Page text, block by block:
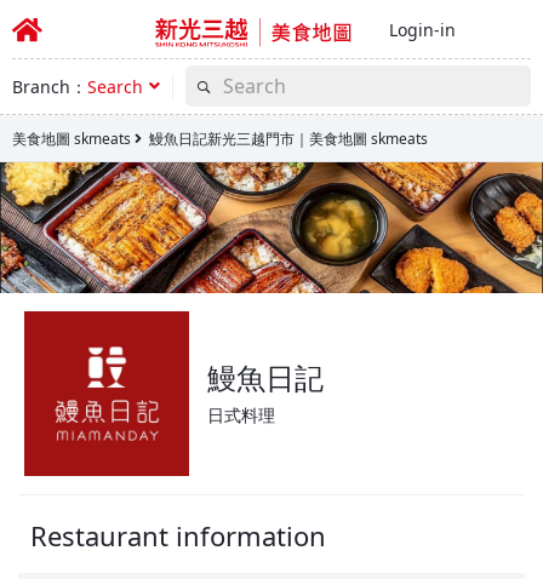
Login-in
Branch： Search
美食地圖 skmeats 鰻魚日記新光三越門市｜美食地圖 skmeats
鰻魚日記
日式料理
Restaurant information